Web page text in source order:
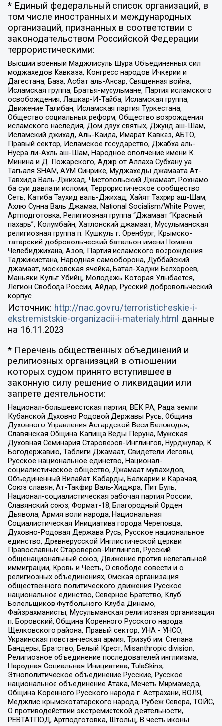
* Единый федеральный список организаций, в
том числе иностранных и международных
организаций, признанных в соответствии с
законодательством Российской Федерации
террористическими:
Высший военный Маджлисуль Шура Объединенных сил
моджахедов Кавказа, Конгресс народов Ичкерии и
Дагестана, База, Асбат аль-Ансар, Священная война,
Исламская группа, Братья-мусульмане, Партия исламского
освобождения, Лашкар-И-Тайба, Исламская группа,
Движение Талибан, Исламская партия Туркестана,
Общество социальных реформ, Общество возрождения
исламского наследия, Дом двух святых, Джунд аш-Шам,
Исламский джихад, Аль-Каида, Имарат Кавказ, АБТО,
Правый сектор, Исламское государство, Джабха аль-
Нусра ли-Ахль аш-Шам, Народное ополчение имени К.
Минина и Д. Пожарского, Аджр от Аллаха Субхану уа
Тагьаля SHAM, АУМ Синрике, Муджахеды джамаата Ат-
Тавхида Валь-Джихад, Чистопольский Джамаат, Рохнамо
ба суи давлати исломи, Террористическое сообщество
Сеть, Катиба Таухид валь-Джихад, Хайят Тахрир аш-Шам,
Ахлю Сунна Валь Джамаа, National Socialism/White Power,
Артподготовка, Религиозная группа “Джамаат “Красный
пахарь”, Колумбайн, Хатлонский джамаат, Мусульманская
религиозная группа п. Кушкуль г. Оренбург, Крымско-
татарский добровольческий батальон имени Номана
Челебиджихана, Азов, Партия исламского возрождения
Таджикистана, Народная самооборона, Дуббайский
джамаат, московская ячейка, Батал-Хаджи Белхороев,
Маньяки Культ Убийц, Молодёжь Которая Улыбается,
Легион Свобода России, Айдар, Русский добровольческий
корпус
Источник: http://nac.gov.ru/terroristicheskie-i-
ekstremistskie-organizacii-i-materialy.html данные
на 16.11.2023
* Перечень общественных объединений и
религиозных организаций в отношении
которых судом принято вступившее в
законную силу решение о ликвидации или
запрете деятельности:
Национал-большевистская партия, ВЕК РА, Рада земли
Кубанской Духовно Родовой Державы Русь, Община
Духовного Управления Асгардской Веси Беловодья,
Славянская Община Капища Веды Перуна, Мужская
Духовная Семинария Староверов-Инглингов, Нурджулар, К
Богодержавию, Таблиги Джамаат, Свидетели Иеговы,
Русское национальное единство, Национал-
социалистическое общество, Джамаат мувахидов,
Объединенный Вилайат Кабарды, Балкарии и Карачая,
Союз славян, Ат-Такфир Валь-Хиджра, Пит Буль,
Национал-социалистическая рабочая партия России,
Славянский союз, Формат-18, Благородный Орден
Дьявола, Армия воли народа, Национальная
Социалистическая Инициатива города Череповца,
Духовно-Родовая Держава Русь, Русское национальное
единство, Древнерусской Инглистической церкви
Православных Староверов-Инглингов, Русский
общенациональный союз, Движение против нелегальной
иммиграции, Кровь и Честь, О свободе совести и о
религиозных объединениях, Омская организация
общественного политического движения Русское
национальное единство, Северное Братство, Клуб
Болельщиков Футбольного Клуба Динамо,
Файзрахманисты, Мусульманская религиозная организация
п. Боровский, Община Коренного Русского народа
Щелковского района, Правый сектор, УНА - УНСО,
Украинская повстанческая армия, Тризуб им. Степана
Бандеры, Братство, Белый Крест, Misanthropic division,
Религиозное объединение последователей инглиизма,
Народная Социальная Инициатива, TulaSkins,
Этнополитическое объединение Русские, Русское
национальное объединение Атака, Мечеть Мирмамеда,
Община Коренного Русского народа г. Астрахани, ВОЛЯ,
Меджлис крымскотатарского народа, Рубеж Севера, ТОЙС,
О противодействии экстремистской деятельности,
РЕВТАТПОД, Артподготовка, Штольц, В честь иконы